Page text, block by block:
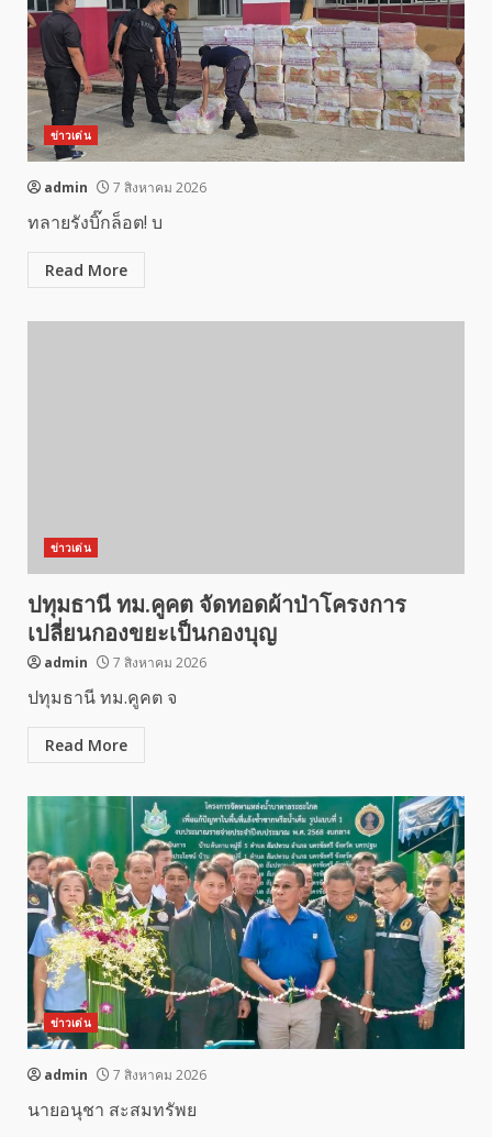
ข่าวเด่น
admin 7 สิงหาคม 2026
ทลายรังบิ๊กล็อต! บ
Read More
ข่าวเด่น
ปทุมธานี ทม.คูคต จัดทอดผ้าป่าโครงการ
เปลี่ยนกองขยะเป็นกองบุญ
admin 7 สิงหาคม 2026
ปทุมธานี ทม.คูคต จ
Read More
ข่าวเด่น
admin 7 สิงหาคม 2026
นายอนุชา สะสมทรัพย